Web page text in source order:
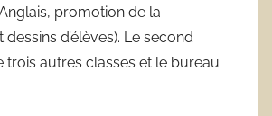
promotion de la
d’élèves). Le second
trois autres classes et le bureau